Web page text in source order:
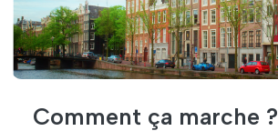
Comment ça marche ?